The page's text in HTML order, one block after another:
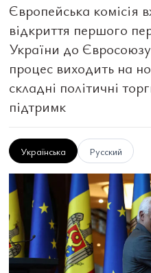
Європейська комісія
відкриття першого
України до
процес виходить на
складні політичні
підтримк
Українська Русский